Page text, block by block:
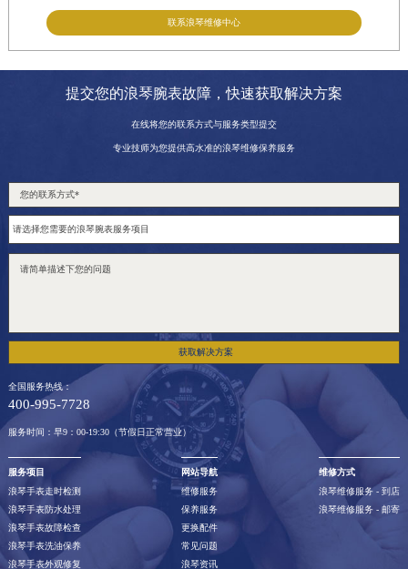
联系浪琴维修中心
提交您的浪琴腕表故障，快速获取解决方案
在线将您的联系方式与服务类型提交
专业技师为您提供高水准的浪琴维修保养服务
获取解决方案
全国服务热线：
400-995-7728
服务时间：早9：00-19:30（节假日正常营业）
服务项目
浪琴手表走时检测
浪琴手表防水处理
浪琴手表故障检查
浪琴手表洗油保养
浪琴手表外观修复
网站导航
维修服务
保养服务
更换配件
常见问题
浪琴资讯
维修方式
浪琴维修服务 - 到店
浪琴维修服务 - 邮寄